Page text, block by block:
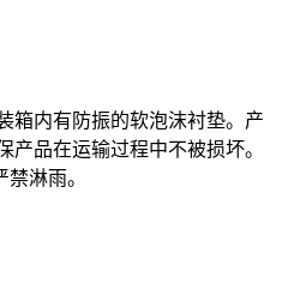
箱内有防振的软泡沫衬垫。产
产品在运输过程中不被损坏。
淋雨。